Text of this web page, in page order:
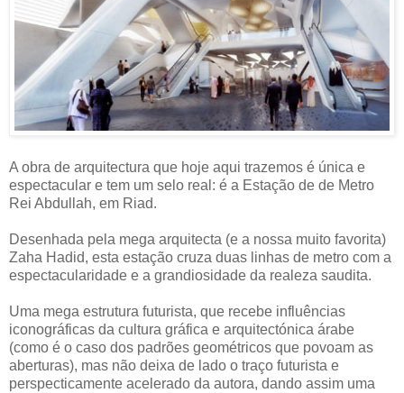
A obra de arquitectura que hoje aqui trazemos é única e
espectacular e tem um selo real: é a Estação de de Metro
Rei Abdullah, em Riad.
Desenhada pela mega arquitecta (e a nossa muito favorita)
Zaha Hadid, esta estação cruza duas linhas de metro com a
espectacularidade e a grandiosidade da realeza saudita.
Uma mega estrutura futurista, que recebe influências
iconográficas da cultura gráfica e arquitectónica árabe
(como é o caso dos padrões geométricos que povoam as
aberturas), mas não deixa de lado o traço futurista e
perspecticamente acelerado da autora, dando assim uma